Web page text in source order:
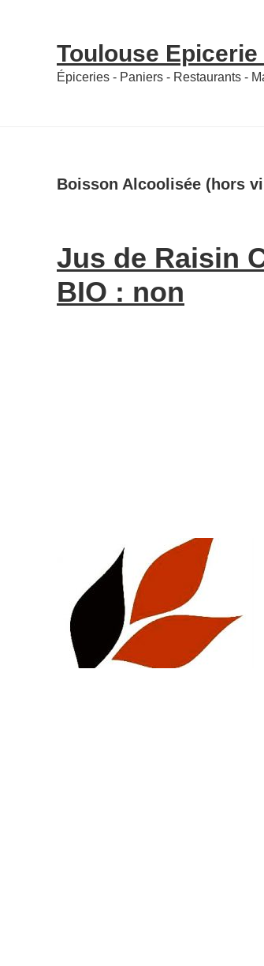
Toulouse
Épiceries - Paniers - Restaurants -
Boisson Alcoolisée (hors
Jus de Raisin
BIO : non